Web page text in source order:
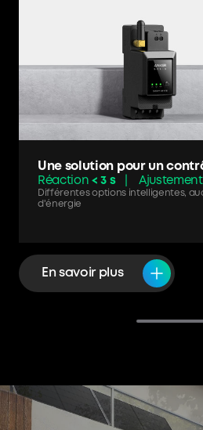
Une solution pour un
Réaction< 3 s| Ajustement
Différentes options intelligentes,
d'énergie
En savoir plus